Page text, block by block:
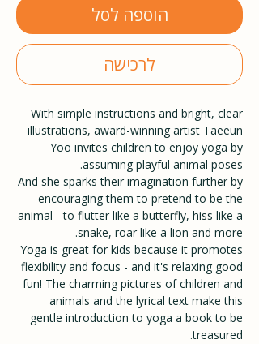
הוספה לסל
לרכישה
With simple instructions and bright, clear
illustrations, award-winning artist Taeeun
Yoo invites children to enjoy yoga by
assuming playful animal poses.
And she sparks their imagination further by
encouraging them to pretend to be the
animal - to flutter like a butterfly, hiss like a
snake, roar like a lion and more.
Yoga is great for kids because it promotes
flexibility and focus - and it's relaxing good
fun! The charming pictures of children and
animals and the lyrical text make this
gentle introduction to yoga a book to be
treasured.